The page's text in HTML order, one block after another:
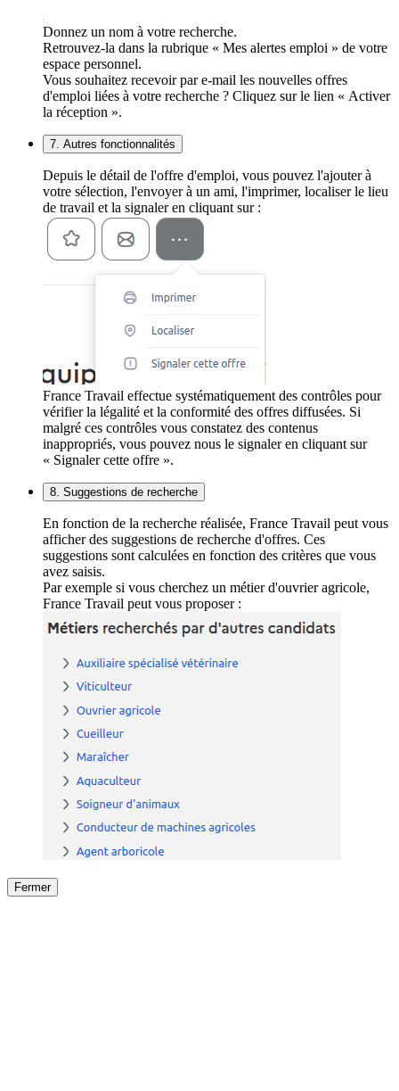
Donnez un nom à votre recherche.
Retrouvez-la dans la rubrique « Mes alertes emploi » de votre
espace personnel.
Vous souhaitez recevoir par e-mail les nouvelles offres
d'emploi liées à votre recherche ? Cliquez sur le lien « Activer
la réception ».
7. Autres fonctionnalités
Depuis le détail de l'offre d'emploi, vous pouvez l'ajouter à
votre sélection, l'envoyer à un ami, l'imprimer, localiser le lieu
de travail et la signaler en cliquant sur :
France Travail effectue systématiquement des contrôles pour
vérifier la légalité et la conformité des offres diffusées. Si
malgré ces contrôles vous constatez des contenus
inappropriés, vous pouvez nous le signaler en cliquant sur
« Signaler cette offre ».
8. Suggestions de recherche
En fonction de la recherche réalisée, France Travail peut vous
afficher des suggestions de recherche d'offres. Ces
suggestions sont calculées en fonction des critères que vous
avez saisis.
Par exemple si vous cherchez un métier d'ouvrier agricole,
France Travail peut vous proposer :
Fermer